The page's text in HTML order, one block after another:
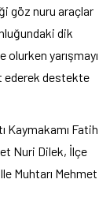
göz nuru araçlar
dik
yarışmayı
ederek destekte
Kaymakamı Fatih
Nuri Dilek, İlçe
Muhtarı Mehmet